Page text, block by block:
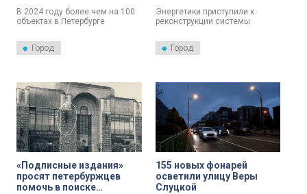
В 2024 году более чем на 100
объектах в Петербурге
заменили на светодиодные.
Город
Политехнической
появятся 174 фонаря
Энергетики приступили к
реконструкции системы
Политехнической улице,
проходящей от площади
Город
«Подписные издания»
просят петербуржцев
помочь в поиске
155 новых фонарей
осветили улицу Веры
Слуцкой